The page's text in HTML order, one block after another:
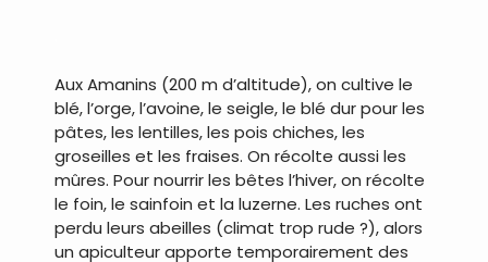
Aux Amanins (200 m d’altitude), on cultive le
blé, l’orge, l’avoine, le seigle, le blé dur pour les
pâtes, les lentilles, les pois chiches, les
groseilles et les fraises. On récolte aussi les
mûres. Pour nourrir les bêtes l’hiver, on récolte
le foin, le sainfoin et la luzerne. Les ruches ont
perdu leurs abeilles (climat trop rude ?), alors
un apiculteur apporte temporairement des